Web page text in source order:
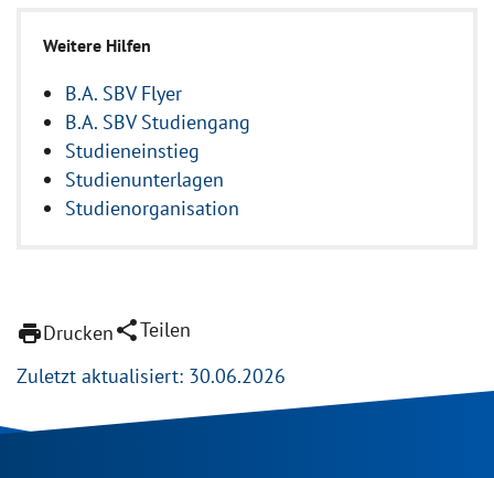
Weitere Hilfen
B.A. SBV Flyer
B.A. SBV Studiengang
Studieneinstieg
Studienunterlagen
Studienorganisation
printDruckenshareTeilen
Zuletzt aktualisiert: 30.06.2026